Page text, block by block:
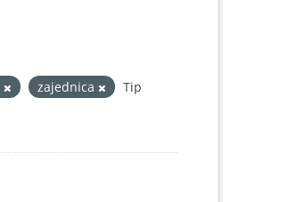
zajednica
Tip